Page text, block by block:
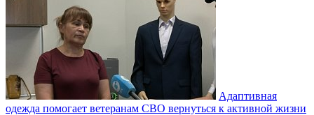
Адаптивная
одежда помогает ветеранам СВО вернуться к активной жизни